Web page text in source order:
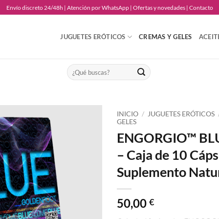
Envío discreto 24/48h | Atención por WhatsApp | Ofertas y novedades | Contacto
JUGUETES ERÓTICOS CREMAS Y GELES
Buscar
por:
INICIO / JUGUETES ERÓTICOS
GELES
ENGORGIO™
– Caja de 10
Suplemento
50,00 €